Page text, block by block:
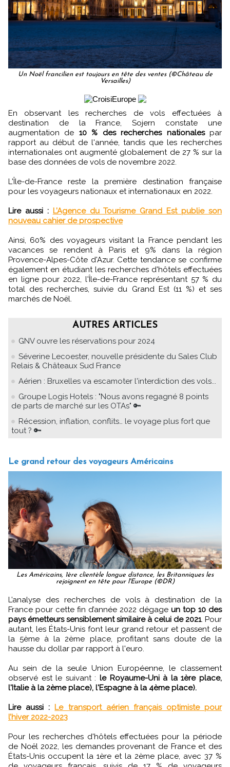
Un Noël francilien est toujours en tête des ventes (©Château de
Versailles)
En observant les recherches de vols effectuées à
destination de la France, Sojern constate une
augmentation de 10 % des recherches nationalespar
rapport au début de l'année, tandis que les recherches
internationales ont augmenté globalement de 27 % sur la
base des données de vols de novembre 2022.
L'Île-de-France reste la première destination française
pour les voyageurs nationaux et internationaux en 2022.
Lire aussi : L’Agence du Tourisme Grand Est publie son
nouveau cahier de prospective
Ainsi, 60% des voyageurs visitant la France pendant les
vacances se rendent à Paris et 9% dans la région
Provence-Alpes-Côte d'Azur. Cette tendance se confirme
également en étudiant les recherches d'hôtels effectuées
en ligne pour 2022, l'Île-de-France représentant 57 % du
total des recherches, suivie du Grand Est (11 %) et ses
marchés de Noël.
AUTRES ARTICLES
GNV ouvre les réservations pour 2024
Séverine Lecoester, nouvelle présidente du Sales Club
Relais & Châteaux Sud France
Aérien : Bruxelles va escamoter l'interdiction des vols...
Groupe Logis Hotels : "Nous avons regagné 8 points
de parts de marché sur les OTAs" 🔑
Récession, inflation, conflits… le voyage plus fort que
tout ? 🔑
Le grand retour des voyageurs Américains
Les Américains, 1ère clientèle longue distance, les Britanniques les
rejoignent en tête pour l'Europe (©DR)
L’analyse des recherches de vols à destination de la
France pour cette fin d’année 2022 dégage un top 10 des
pays émetteurs sensiblement similaire à celui de 2021. Pour
autant, les États-Unis font leur grand retour et passent de
la 5ème à la 2ème place, profitant sans doute de la
hausse du dollar par rapport à l'euro.
Au sein de la seule Union Européenne, le classement
observé est le suivant : le Royaume-Uni à la 1ère place,
l'Italie à la 2ème place), l'Espagne à la 4ème place).
Lire aussi : Le transport aérien français optimiste pour
l’hiver 2022-2023
Pour les recherches d'hôtels effectuées pour la période
de Noël 2022, les demandes provenant de France et des
États-Unis occupent la 1ère et la 2ème place, avec 37 %